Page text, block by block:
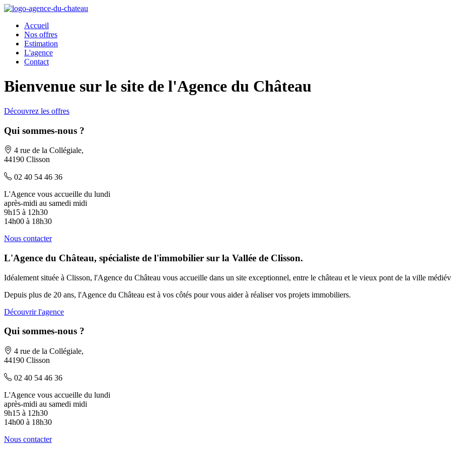
Accueil
Nos offres
Estimation
L'agence
Contact
Bienvenue sur le site de l'Agence du Château
Découvrez les offres
Qui sommes-nous ?
4 rue de la Collégiale,
44190 Clisson
02 40 54 46 36
L'Agence vous accueille du lundi
après-midi au samedi midi
9h15 à 12h30
14h00 à 18h30
Nous contacter
L'Agence du Château, spécialiste de l'immobilier sur la Vallée de Clisson.
Idéalement située à Clisson, l'Agence du Château vous accueille dans un site exceptionnel, entre le château et le vieux pont de la ville
Depuis plus de 20 ans, l'Agence du Château est à vos côtés pour vous aider à réaliser vos projets immobiliers.
Découvrir l'agence
Qui sommes-nous ?
4 rue de la Collégiale,
44190 Clisson
02 40 54 46 36
L'Agence vous accueille du lundi
après-midi au samedi midi
9h15 à 12h30
14h00 à 18h30
Nous contacter